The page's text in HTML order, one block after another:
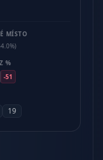
MÍSTO
%
-51
19